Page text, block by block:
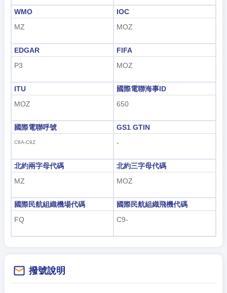
WMO
MZ
IOC
MOZ
EDGAR
P3
FIFA
MOZ
ITU
MOZ
國際電聯海事ID
650
國際電聯呼號
C8A-C9Z
GS1 GTIN
-
北約兩字母代碼
MZ
北約三字母代碼
MOZ
國際民航組織機場代碼
FQ
國際民航組織飛機代碼
C9-
撥號說明